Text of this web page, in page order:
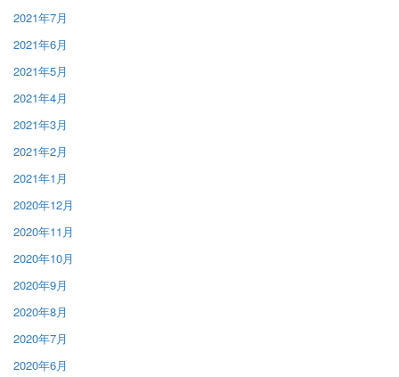
2021年7月
2021年6月
2021年5月
2021年4月
2021年3月
2021年2月
2021年1月
2020年12月
2020年11月
2020年10月
2020年9月
2020年8月
2020年7月
2020年6月